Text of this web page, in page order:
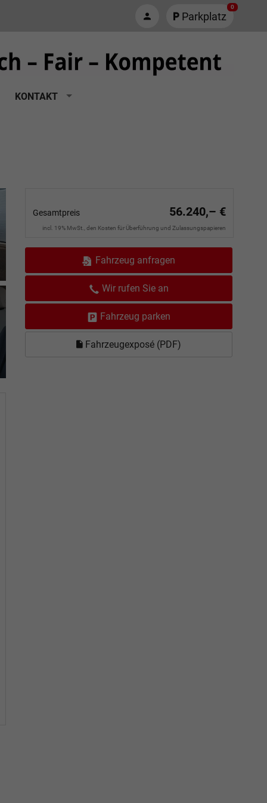
Parkplatz
0
KONTAKT
Gesamtpreis 56.240,– €
incl. 19% MwSt., den Kosten für Überführung und Zulassungspapieren
Fahrzeug anfragen
Wir rufen Sie an
Fahrzeug parken
Fahrzeugexposé (PDF)